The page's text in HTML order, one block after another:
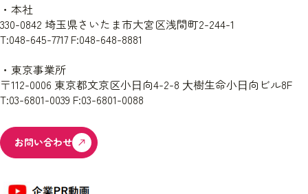
・本社
330-0842 埼玉県さいたま市大宮区浅間町2-244-1
T:048-645-7717 F:048-648-8881
・東京事業所
〒112-0006 東京都文京区小⽇向4-2-8 ⼤樹生命小⽇向ビル8F
T:03-6801-0039 F:03-6801-0088
お問い合わせ